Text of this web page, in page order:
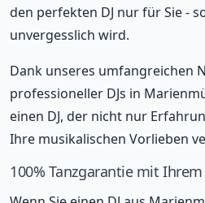
den perfekten DJ nur für Sie -
unvergesslich wird.
Dank unseres umfangreichen
professioneller DJs in
einen DJ, der nicht nur
Ihre musikalischen Vorlieben
100% Tanzgarantie mit